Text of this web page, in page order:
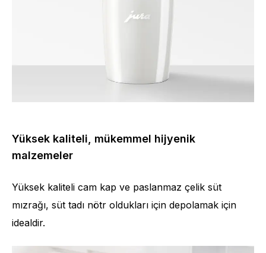
Yüksek kaliteli, mükemmel hijyenik
malzemeler
Yüksek kaliteli cam kap ve paslanmaz çelik süt
mızrağı, süt tadı nötr oldukları için depolamak için
idealdir.